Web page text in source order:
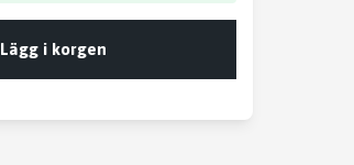
Lägg i korgen